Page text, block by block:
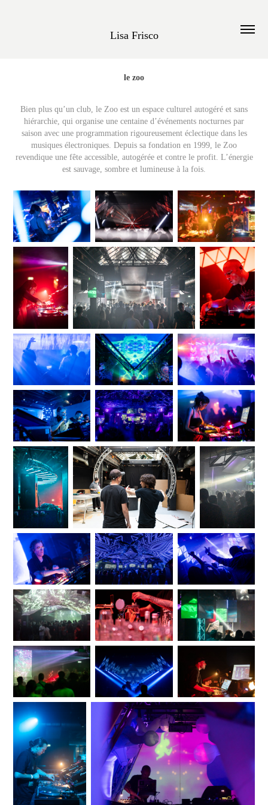
Lisa Frisco
le zoo
Bien plus qu’un club, le Zoo est un espace culturel autogéré et sans
hiérarchie, qui organise une centaine d’événements nocturnes par
saison avec une programmation rigoureusement éclectique dans les
musiques électroniques. Depuis sa fondation en 1999, le Zoo
revendique une fête accessible, autogérée et contre le profit. L’énergie
est sauvage, sombre et lumineuse à la fois.